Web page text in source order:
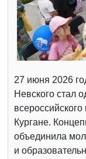
27 июня 2026
Невского стал
Кургане.
объединила
и